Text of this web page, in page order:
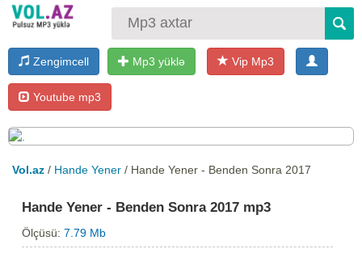
Zengimcell Mp3 yüklə Vip Mp3
Youtube mp3
Vol.az / Hande Yener / Hande Yener - Benden Sonra 2017
Hande Yener - Benden Sonra 2017 mp3
Ölçüsü:7.79 Mb